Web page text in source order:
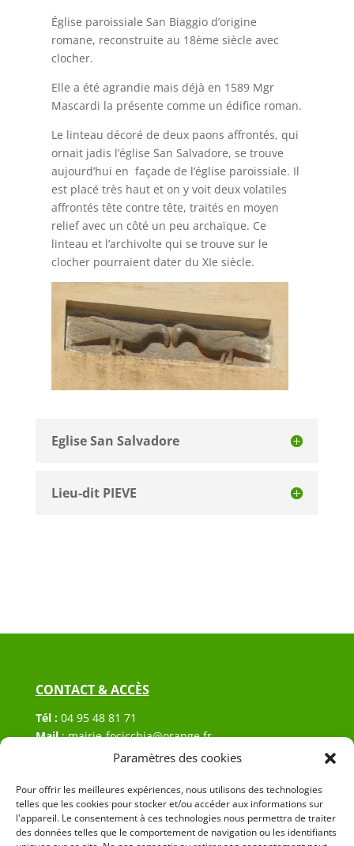
Paramètres des cookies
Pour offrir les meilleures expériences, nous utilisons des technologies
telles que les cookies pour stocker et/ou accéder aux informations sur
l'appareil. Le consentement à ces technologies nous permettra de traiter
des données telles que le comportement de navigation ou les identifiants
Église paroissiale San Biaggio d’origine
romane, reconstruite au 18ème siècle avec
clocher.
Elle a été agrandie mais déjà en 1589 Mgr
Mascardi la présente comme un édifice roman.
Le linteau décoré de deux paons affrontés, qui
ornait jadis l’église San Salvadore, se trouve
aujourd’hui en façade de l’église paroissiale. Il
est placé très haut et on y voit deux volatiles
affrontés tête contre tête, traités en moyen
relief avec un côté un peu archaïque. Ce
linteau et l’archivolte qui se trouve sur le
clocher pourraient dater du XIe siècle.
Eglise San Salvadore
Lieu-dit PIEVE
CONTACT & ACCÈS
Tél : 04 95 48 81 71
Mail:mairie-focicchia@orange.fr
Hôtel de ville de Focicchia
20212 Focicchia